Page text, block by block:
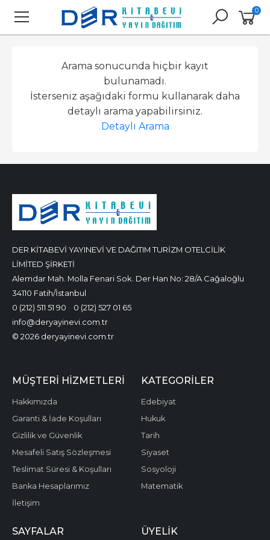
0
Arama sonucunda hiçbir kayıt
bulunamadı.
İsterseniz aşağıdaki formu kullanarak daha
detaylı arama yapabilirsiniz.
Detaylı Arama
DER KİTABEVİ YAYINEVİ VE DAĞITIM TURİZM OTELCİLİK
LİMİTED ŞİRKETİ
Alemdar Mah. Molla Fenari Sok. Der Han No: 28/A Cağaloğlu
34110 Fatih/İstanbul
0 (212) 511 51 90
0 (212) 527 01 65
info@deryayinevi.com.tr
© 2026 deryayinevi.com.tr
MÜŞTERI HIZMETLERI
Hakkımızda
Garanti & İade Koşulları
Gizlilik ve Güvenlik
Mesafeli Satış Sözleşmesi
Teslimat Süresi & Koşulları
Banka Hesaplarımız
İletişim
KATEGORILER
Edebiyat
Hukuk
Tarih
Siyaset
Sosyoloji
Matematik
SAYFALAR ÜYELIK